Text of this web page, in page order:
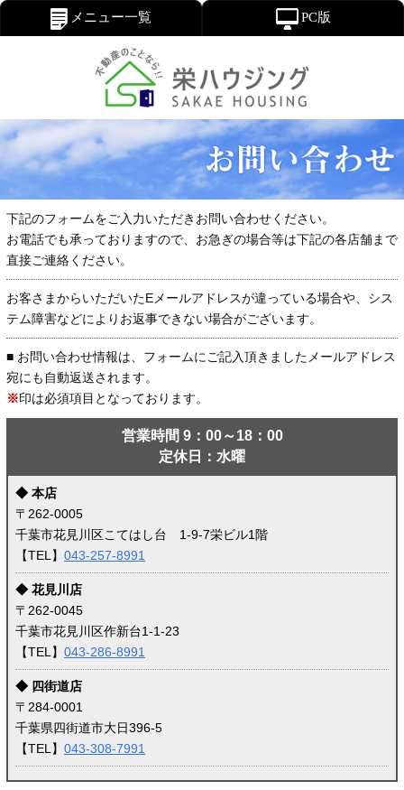
メニュー一覧 PC版
下記のフォームをご入力いただきお問い合わせください。
お電話でも承っておりますので、お急ぎの場合等は下記の各店舗まで
直接ご連絡ください。
お客さまからいただいたEメールアドレスが違っている場合や、シス
テム障害などによりお返事できない場合がございます。
■ お問い合わせ情報は、フォームにご記入頂きましたメールアドレス
宛にも自動返送されます。
※印は必須項目となっております。
営業時間 9：00～18：00
定休日：水曜
◆ 本店
〒262-0005
千葉市花見川区こてはし台 1-9-7栄ビル1階
【TEL】 043-257-8991
◆ 花見川店
〒262-0045
千葉市花見川区作新台1-1-23
【TEL】 043-286-8991
◆ 四街道店
〒284-0001
千葉県四街道市大日396-5
【TEL】 043-308-7991